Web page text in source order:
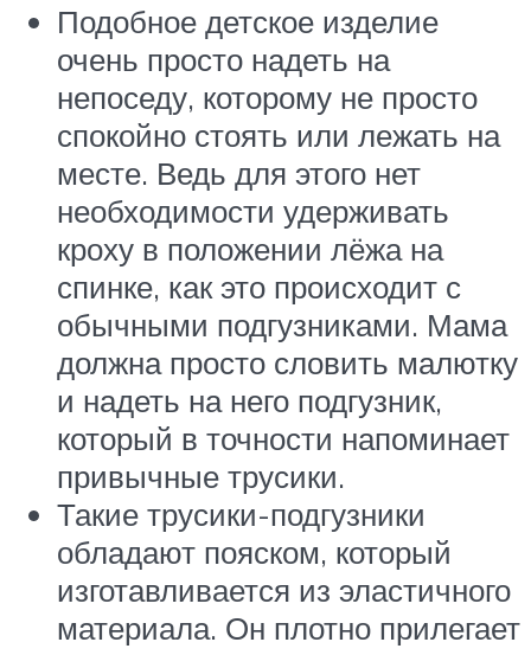
Подобное детское изделие
очень просто надеть на
непоседу, которому не просто
спокойно стоять или лежать на
месте. Ведь для этого нет
необходимости удерживать
кроху в положении лёжа на
спинке, как это происходит с
обычными подгузниками. Мама
должна просто словить малютку
и надеть на него подгузник,
который в точности напоминает
привычные трусики.
Такие трусики-подгузники
обладают пояском, который
изготавливается из эластичного
материала. Он плотно прилегает